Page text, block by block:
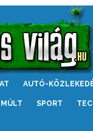
AUTÓ-
SPORT